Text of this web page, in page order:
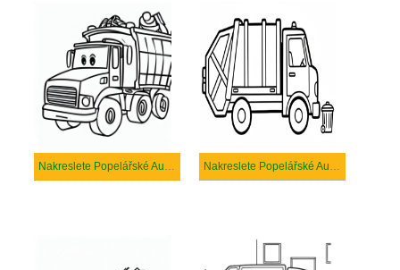
Nakreslete Popelářské Auto tisknutelné Nakreslete Popelářské Auto základní tisknutelné